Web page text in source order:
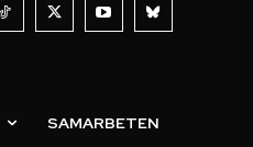
SAMARBETEN